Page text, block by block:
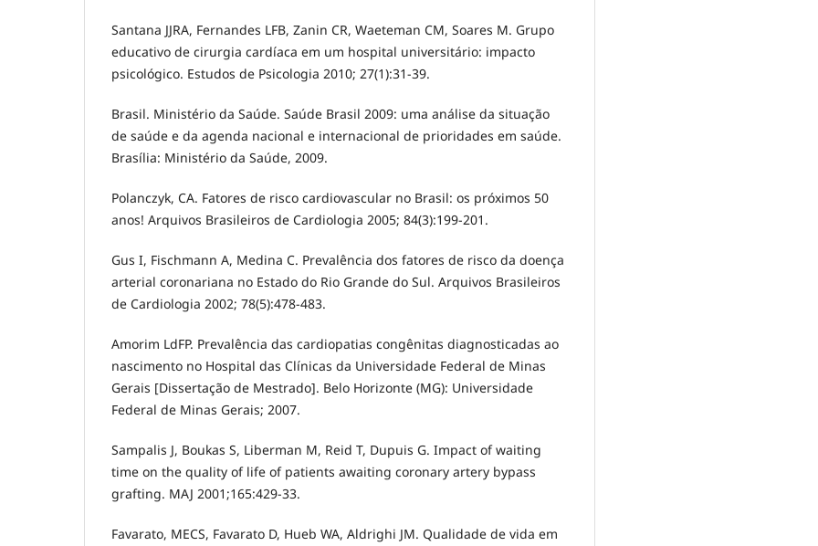
Santana JJRA, Fernandes LFB, Zanin CR, Waeteman CM, Soares M. Grupo
educativo de cirurgia cardíaca em um hospital universitário: impacto
psicológico. Estudos de Psicologia 2010; 27(1):31-39.
Brasil. Ministério da Saúde. Saúde Brasil 2009: uma análise da situação
de saúde e da agenda nacional e internacional de prioridades em saúde.
Brasília: Ministério da Saúde, 2009.
Polanczyk, CA. Fatores de risco cardiovascular no Brasil: os próximos 50
anos! Arquivos Brasileiros de Cardiologia 2005; 84(3):199-201.
Gus I, Fischmann A, Medina C. Prevalência dos fatores de risco da doença
arterial coronariana no Estado do Rio Grande do Sul. Arquivos Brasileiros
de Cardiologia 2002; 78(5):478-483.
Amorim LdFP. Prevalência das cardiopatias congênitas diagnosticadas ao
nascimento no Hospital das Clínicas da Universidade Federal de Minas
Gerais [Dissertação de Mestrado]. Belo Horizonte (MG): Universidade
Federal de Minas Gerais; 2007.
Sampalis J, Boukas S, Liberman M, Reid T, Dupuis G. Impact of waiting
time on the quality of life of patients awaiting coronary artery bypass
grafting. MAJ 2001;165:429-33.
Favarato, MECS, Favarato D, Hueb WA, Aldrighi JM. Qualidade de vida em